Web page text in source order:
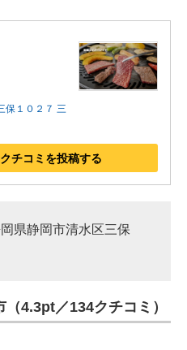
保１０２７ 三
チコミを投稿する
県静岡市清水区三保
4.3pt／134クチコミ）